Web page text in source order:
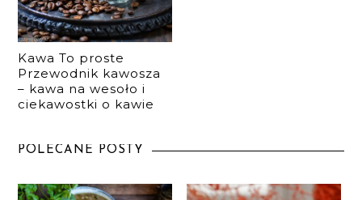
Kawa To proste
Przewodnik kawosza
– kawa na wesoło i
ciekawostki o kawie
POLECANE POSTY